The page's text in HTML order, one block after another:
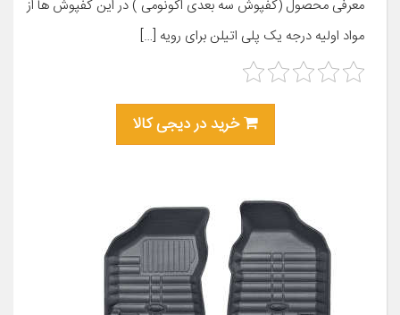
معرفی محصول (کفپوش سه بعدی اکونومی ) در این کفپوش ها از
مواد اولیه درجه یک پلی اتیلن برای رویه […]
خرید در دیجی کالا